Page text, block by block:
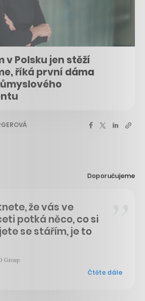
v Polsku jen stěží
říká první dáma
Doporučujeme
že vás ve
potká něco, co si
se stářím, je to
Group
Čtěte dále